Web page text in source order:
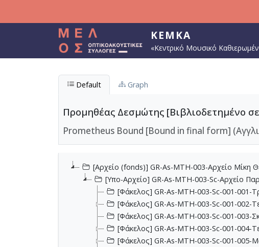
ΚΕΜΚΑ
«Κεντρικό Μουσικό
Default Graph
Προμηθέας Δεσμώτης [Βιβλιοδετημένο
Prometheus Bound [Bound in final form]
[Αρχείο (fonds)] GR-As-MTH-003-Αρχείο Μίκη
[Υπο-Αρχείο] GR-As-MTH-003-Sc-Αρχείο
[Φάκελος] GR-As-MTH-003-Sc-001-001-
[Φάκελος] GR-As-MTH-003-Sc-001-002-
[Φάκελος] GR-As-MTH-003-Sc-001-003-
[Φάκελος] GR-As-MTH-003-Sc-001-004-
[Φάκελος] GR-As-MTH-003-Sc-001-005-